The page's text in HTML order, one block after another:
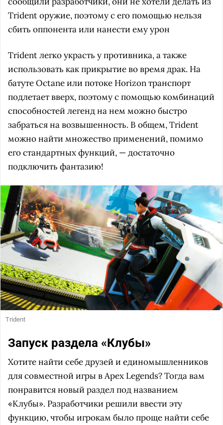
Trident оружие, поэтому с его помощью нельзя
сбить оппонента или нанести ему урон
Trident легко украсть у противника, а также
использовать как прикрытие во время драк. На
батуте Octane или потоке Horizon транспорт
подлетает вверх, поэтому с помощью комбинаций
способностей легенд на нем можно быстро
забраться на возвышенность. В общем, Trident
можно найти множество применений, помимо
его стандартных функций, — достаточно
подключить фантазию!
Trident
Запуск раздела «Клубы»
Хотите найти себе друзей и единомышленников
для совместной игры в Apex Legends? Тогда вам
понравится новый раздел под названием
«Клубы». Разработчики решили ввести эту
функцию, чтобы игрокам было проще найти себе